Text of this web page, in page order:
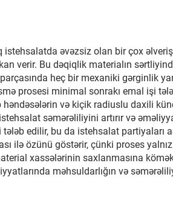
əvəzsiz olan bir çox
verir. Bu dəqiqlik materialın
heç bir mexaniki gərginlik
prosesi minimal sonrakı emal işi
və kiçik radiuslu daxili
səmərəliliyini artırır və
edilir, bu da istehsalat partiyaları
ilə özünü göstərir, çünki proses
xassələrinin saxlanmasına
məhsuldarlığın və